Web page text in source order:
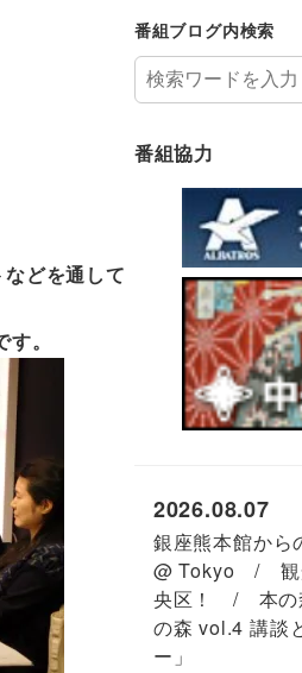
どを通して
。
番組ブログ内検索
番組協力
銀座熊本館か
@ Tokyo / 観
央区！ / 本の
の森 vol.4 講談
ー」
2026.08.07